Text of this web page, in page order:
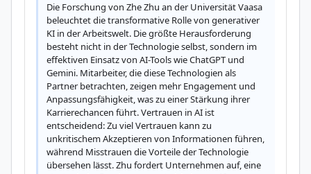
Die Forschung von Zhe Zhu an der Universität Vaasa
beleuchtet die transformative Rolle von generativer
KI in der Arbeitswelt. Die größte Herausforderung
besteht nicht in der Technologie selbst, sondern im
effektiven Einsatz von AI-Tools wie ChatGPT und
Gemini. Mitarbeiter, die diese Technologien als
Partner betrachten, zeigen mehr Engagement und
Anpassungsfähigkeit, was zu einer Stärkung ihrer
Karrierechancen führt. Vertrauen in AI ist
entscheidend: Zu viel Vertrauen kann zu
unkritischem Akzeptieren von Informationen führen,
während Misstrauen die Vorteile der Technologie
übersehen lässt. Zhu fordert Unternehmen auf, eine